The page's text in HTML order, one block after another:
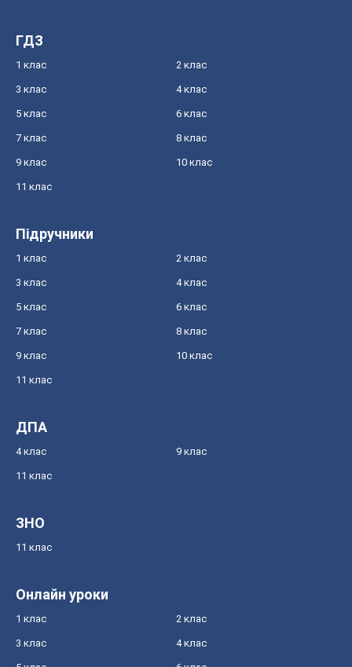
ГДЗ
1 клас 2 клас
3 клас 4 клас
5 клас 6 клас
7 клас 8 клас
9 клас 10 клас
11 клас
Підручники
1 клас 2 клас
3 клас 4 клас
5 клас 6 клас
7 клас 8 клас
9 клас 10 клас
11 клас
ДПА
4 клас 9 клас
11 клас
ЗНО
11 клас
Онлайн уроки
1 клас 2 клас
3 клас 4 клас